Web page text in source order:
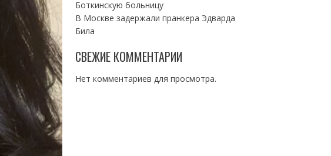
Боткинскую больницу
В Москве задержали пранкера Эдварда
Била
СВЕЖИЕ КОММЕНТАРИИ
Нет комментариев для просмотра.